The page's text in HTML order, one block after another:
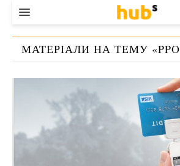
ВЛАДА
ЕКОНОМІКА
СТАРТЕР
КОНТАКТИ
МАТЕРІАЛИ НА ТЕМУ «PPO